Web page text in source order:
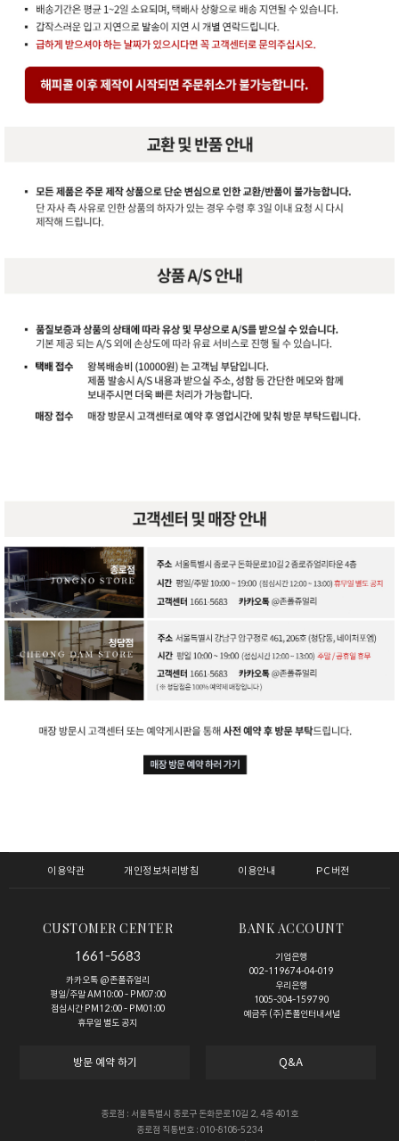
이용약관 개인정보처리방침 이용안내 PC버전
CUSTOMER CENTER
1661-5683
카카오톡 @존폴쥬얼리
평일/주말 AM10:00 - PM07:00
점심시간 PM12:00 - PM01:00
휴무일 별도 공지
BANK ACCOUNT
기업은행
002-119674-04-019
우리은행
1005-304-159790
예금주 (주)존폴인터내셔널
방문 예약 하기 Q&A
종로점 : 서울특별시 종로구 돈화문로10길 2, 4층 401호
종로점 직통번호 : 010-8108-5234